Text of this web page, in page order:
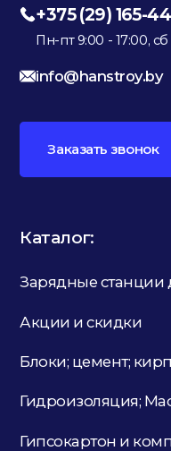
+375 (29) 165-
Пн-пт 9:00 - 17:00,
info@hanstroy.by
Заказать звонок
Каталог:
Зарядные станции
Акции и скидки
Блоки; цемент;
Гидроизоляция;
Гипсокартон и